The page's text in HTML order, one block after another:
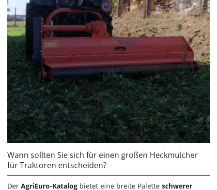
Wann sollten Sie sich für einen großen Heckmulcher
für Traktoren entscheiden?
Der AgriEuro-Katalog bietet eine breite Palette schwerer